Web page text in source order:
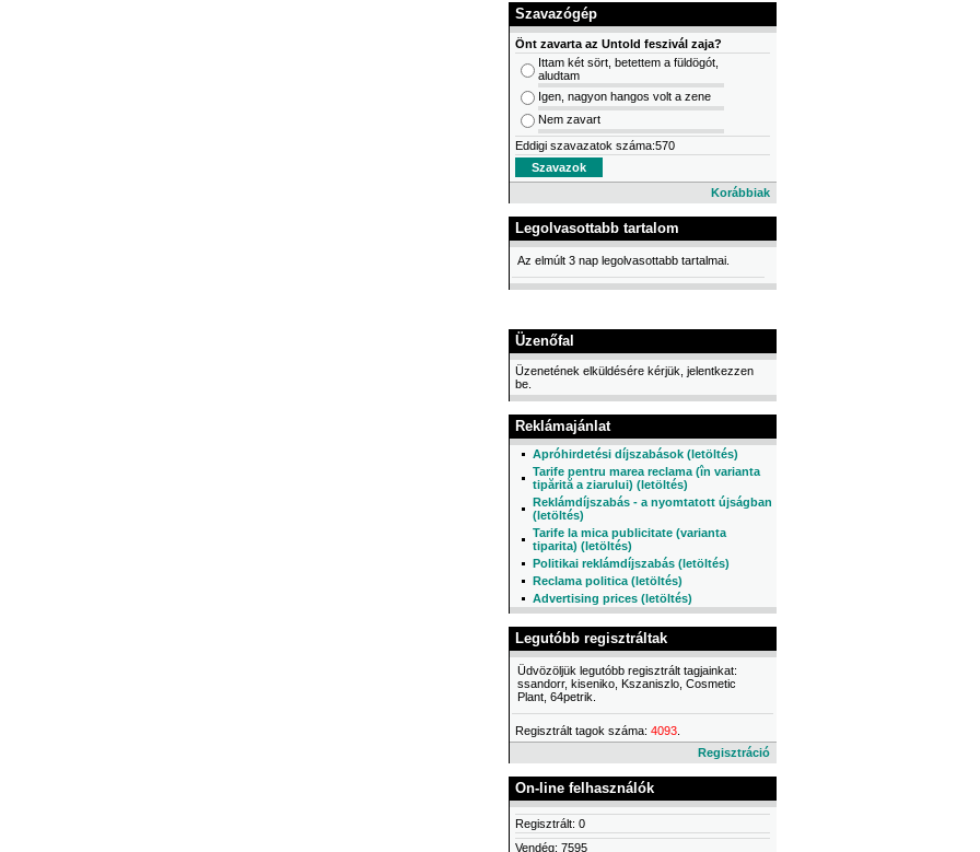
Szavazógép
Önt zavarta az Untold feszivál zaja?
Ittam két sört, betettem a füldögót,
aludtam
Igen, nagyon hangos volt a zene
Nem zavart
Eddigi szavazatok száma:570
Korábbiak
Legolvasottabb tartalom
Az elmúlt 3 nap legolvasottabb tartalmai.
Üzenőfal
Üzenetének elküldésére kérjük, jelentkezzen
be.
Reklámajánlat
Apróhirdetési díjszabások (letöltés)
Tarife pentru marea reclama (în varianta
tipărită a ziarului) (letöltés)
Reklámdíjszabás - a nyomtatott újságban
(letöltés)
Tarife la mica publicitate (varianta
tiparita) (letöltés)
Politikai reklámdíjszabás (letöltés)
Reclama politica (letöltés)
Advertising prices (letöltés)
Legutóbb regisztráltak
Üdvözöljük legutóbb regisztrált tagjainkat:
ssandorr, kiseniko, Kszaniszlo, Cosmetic
Plant, 64petrik.
Regisztrált tagok száma: 4093
Regisztráció
On-line felhasználók
Regisztrált: 0
Vendég: 7595